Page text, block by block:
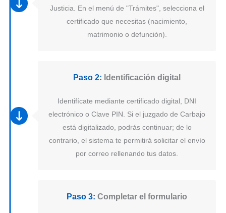
Justicia. En el menú de "Trámites", selecciona el
certificado que necesitas (nacimiento,
matrimonio o defunción).
Paso 2: Identificación digital
Identifícate mediante certificado digital, DNI
electrónico o Clave PIN. Si el juzgado de Carbajo
está digitalizado, podrás continuar; de lo
contrario, el sistema te permitirá solicitar el envío
por correo rellenando tus datos.
Paso 3: Completar el formulario